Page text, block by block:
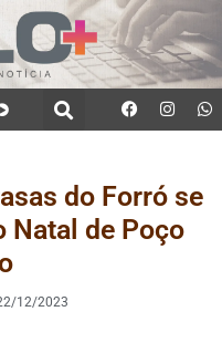
do Forró se
Natal de Poço
12/2023